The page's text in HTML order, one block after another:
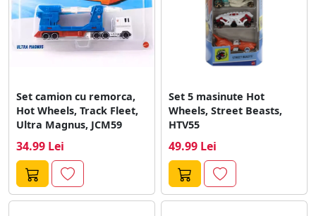
Set camion cu remorca,
Hot Wheels, Track Fleet,
Ultra Magnus, JCM59
34.99 Lei
Set 5 masinute Hot
Wheels, Street Beasts,
HTV55
49.99 Lei